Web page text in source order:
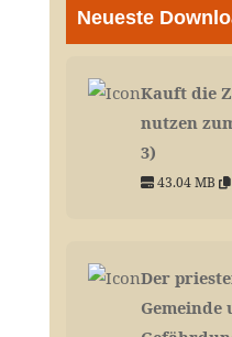
Neueste
Kauft die
nutzen
3)
43.04 MB
Der
Gemeinde